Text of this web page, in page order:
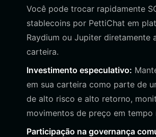
Você pode trocar rapidamente
stablecoins por PettiChat em
Raydium ou Jupiter diretamente
carteira.
Investimento especulativo:
em sua carteira como parte de
de alto risco e alto retorno,
movimentos de preço em tempo
Participação na governança